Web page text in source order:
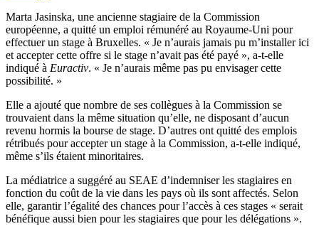
Marta Jasinska, une ancienne stagiaire de la Commission
européenne, a quitté un emploi rémunéré au Royaume-Uni pour
effectuer un stage à Bruxelles. « Je n’aurais jamais pu m’installer ici
et accepter cette offre si le stage n’avait pas été payé », a-t-elle
indiqué à Euractiv. « Je n’aurais même pas pu envisager cette
possibilité. »
Elle a ajouté que nombre de ses collègues à la Commission se
trouvaient dans la même situation qu’elle, ne disposant d’aucun
revenu hormis la bourse de stage. D’autres ont quitté des emplois
rétribués pour accepter un stage à la Commission, a-t-elle indiqué,
même s’ils étaient minoritaires.
La médiatrice a suggéré au SEAE d’indemniser les stagiaires en
fonction du coût de la vie dans les pays où ils sont affectés. Selon
elle, garantir l’égalité des chances pour l’accès à ces stages « serait
bénéfique aussi bien pour les stagiaires que pour les délégations ».